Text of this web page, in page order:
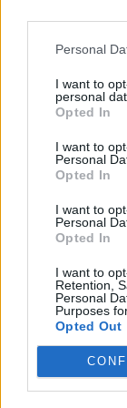
Personal
I want to
personal
Opted In
I want to
Personal
Opted In
I want to
Personal
Opted In
I want to
Retention,
Personal
Purposes
Opted Out
palengvina
Apie ūkį net
planui –
Žinios | Verslas
Neįgaliųjų
galvoti tik apie
Žinios Verslas
Klaipėdiečių
mokyti
Žinios | Verslas